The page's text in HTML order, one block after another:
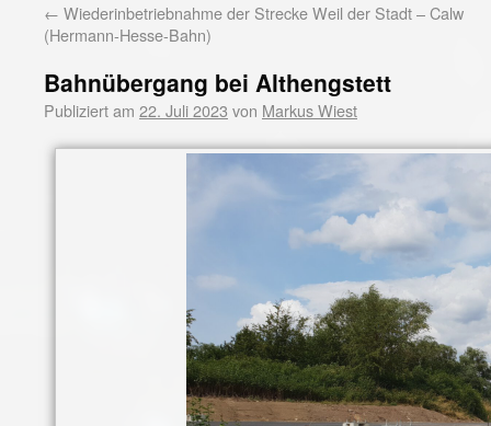
← Wiederinbetriebnahme der Strecke Weil der Stadt – Calw
(Hermann-Hesse-Bahn)
Bahnübergang bei Althengstett
Publiziert am 22. Juli 2023 von Markus Wiest